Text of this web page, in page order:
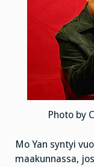
Photo by
Mo Yan syntyi
maakunnassa,